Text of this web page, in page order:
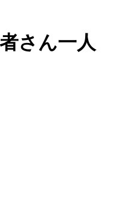
さん一人